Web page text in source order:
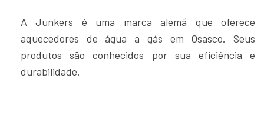
A Junkers é uma marca alemã que oferece
aquecedores de água a gás em Osasco. Seus
produtos são conhecidos por sua eficiência e
durabilidade.